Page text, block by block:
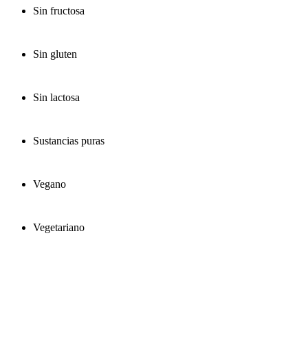
Sin fructosa
Sin gluten
Sin lactosa
Sustancias puras
Vegano
Vegetariano